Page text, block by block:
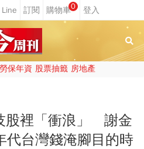
0
勞保年資 股票抽籤 房地產
股裡「衝浪」 謝金
代台灣錢淹腳目的時